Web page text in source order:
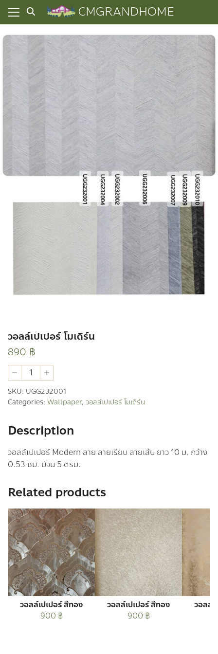
Skip
CMGRANDHOME
ความเป็นส่วนตัว
หมด
ที่ผ่านมา
วอลล์เปเปอร์ โมเดิร์น
890 ฿
วอ
ลล์
เปเปอร์
โม
เดิร์น
SKU: UGG232001
Categories: Wallpaper, วอลล์เปเปอร์ โมเดิร์น
Description
วอลล์เปเปอร์ Modern ลาย ลายเรียบ ลายเส้น ยาว 10 ม. กว้าง
0.53 ซม. ม้วน 5 ตรม.
Related products
วอลล์เปเปอร์ สีทอง
900 ฿
วอลล์เปเปอร์ สีทอง
900 ฿
วอลล์